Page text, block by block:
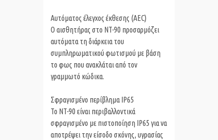
Αυτόματος έλεγχος έκθεσης (AEC)
Ο αισθητήρας στο NT-90 προσαρμόζει
αυτόματα τη διάρκεια του
συμπληρωματικού φωτισμού με βάση
το φως που ανακλάται από τον
γραμμωτό κώδικα.
Σφραγισμένο περίβλημα IP65
Το NT-90 είναι περιβαλλοντικά
σφραγισμένο με πιστοποίηση IP65 για να
αποτρέψει την είσοδο σκόνης, υγρασίας